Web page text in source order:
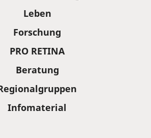
Leben
Forschung
PRO RETINA
Beratung
Infomaterial